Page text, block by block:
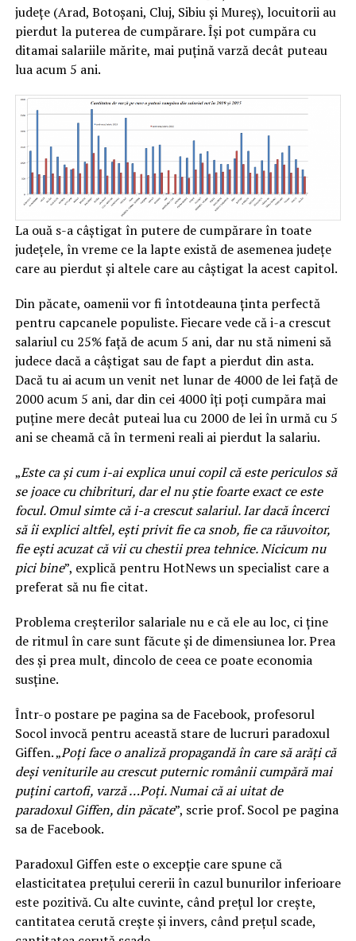
județe (Arad, Botoșani, Cluj, Sibiu și Mureș), locuitorii au
pierdut la puterea de cumpărare. Își pot cumpăra cu
ditamai salariile mărite, mai puțină varză decât puteau
lua acum 5 ani.
La ouă s-a câștigat în putere de cumpărare în toate
județele, în vreme ce la lapte există de asemenea județe
care au pierdut și altele care au câștigat la acest capitol.
Din păcate, oamenii vor fi întotdeauna ţinta perfectă
pentru capcanele populiste. Fiecare vede că i-a crescut
salariul cu 25% față de acum 5 ani, dar nu stă nimeni să
judece dacă a câștigat sau de fapt a pierdut din asta.
Dacă tu ai acum un venit net lunar de 4000 de lei față de
2000 acum 5 ani, dar din cei 4000 îți poți cumpăra mai
puține mere decât puteai lua cu 2000 de lei în urmă cu 5
ani se cheamă că în termeni reali ai pierdut la salariu.
„Este ca şi cum i-ai explica unui copil că este periculos să
se joace cu chibrituri, dar el nu ştie foarte exact ce este
focul. Omul simte că i-a crescut salariul. Iar dacă încerci
să îi explici altfel, eşti privit fie ca snob, fie ca răuvoitor,
fie ești acuzat că vii cu chestii prea tehnice. Nicicum nu
pici bine”, explică pentru HotNews un specialist care a
preferat să nu fie citat.
Problema creșterilor salariale nu e că ele au loc, ci ține
de ritmul în care sunt făcute și de dimensiunea lor. Prea
des și prea mult, dincolo de ceea ce poate economia
susține.
Într-o postare pe pagina sa de Facebook, profesorul
Socol invocă pentru această stare de lucruri paradoxul
Giffen. „Poți face o analiză propagandă în care să arăți că
deși veniturile au crescut puternic românii cumpără mai
puțini cartofi, varză …Poți. Numai că ai uitat de
paradoxul Giffen, din păcate”, scrie prof. Socol pe pagina
sa de Facebook.
Paradoxul Giffen este o excepție care spune că
elasticitatea prețului cererii în cazul bunurilor inferioare
este pozitivă. Cu alte cuvinte, când prețul lor crește,
cantitatea cerută crește și invers, când prețul scade,